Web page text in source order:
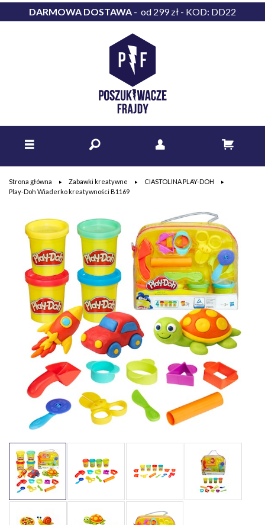
DARMOWA DOSTAWA - od 299 zł - KOD: DD22
Strona główna Zabawki kreatywne
CIASTOLINA PLAY-DOH
Play-Doh Wiaderko kreatywności B1169